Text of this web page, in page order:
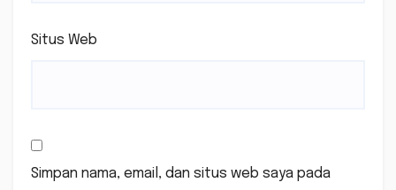
Situs Web
Simpan nama, email, dan situs web saya pada